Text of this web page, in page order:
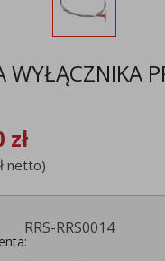
WYŁĄCZNIKA
zł
netto)
RRS-RRS0014